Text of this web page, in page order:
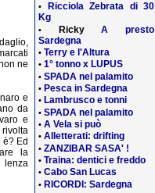
ne
e
da
e
rivolta
Ed
la
lenza
•
Ricciola Zebrata di 30
Kg
• Ricky
A presto
Sardegna
• Terry e l'Altura
• 1° tonno x LUPUS
• SPADA nel palamito
• Pesca in Sardegna
• Lambrusco e tonni
• SPADA nel palamito
• A Vela si può
• Alletterati: drifting
• ZANZIBAR SASA' !
• Traina: dentici e freddo
• Cabo San Lucas
• RICORDI: Sardegna